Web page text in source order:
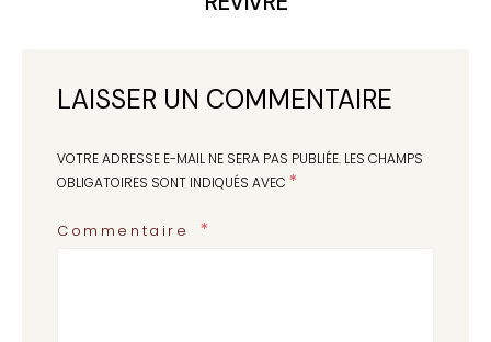
LAISSER UN COMMENTAIRE
VOTRE ADRESSE E-MAIL NE SERA PAS PUBLIÉE. LES CHAMPS
OBLIGATOIRES SONT INDIQUÉS AVEC *
Commentaire